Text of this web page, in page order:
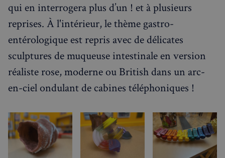
qui en interrogera plus d’un ! et à plusieurs
reprises. À l'intérieur, le thème gastro-
entérologique est repris avec de délicates
sculptures de muqueuse intestinale en version
réaliste rose, moderne ou British dans un arc-
en-ciel ondulant de cabines téléphoniques !